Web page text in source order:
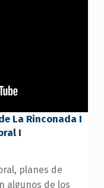
La Rinconada I
I
planes de
algunos de los